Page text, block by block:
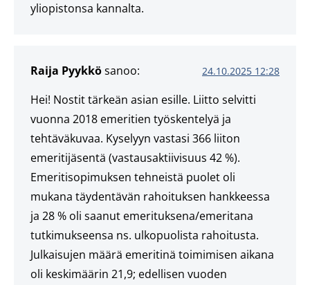
yliopistonsa kannalta.
Raija Pyykkösanoo: 24.10.2025 12:28
Hei! Nostit tärkeän asian esille. Liitto selvitti
vuonna 2018 emeritien työskentelyä ja
tehtäväkuvaa. Kyselyyn vastasi 366 liiton
emeritijäsentä (vastausaktiivisuus 42 %).
Emeritisopimuksen tehneistä puolet oli
mukana täydentävän rahoituksen hankkeessa
ja 28 % oli saanut emerituksena/emeritana
tutkimukseensa ns. ulkopuolista rahoitusta.
Julkaisujen määrä emeritinä toimimisen aikana
oli keskimäärin 21,9; edellisen vuoden